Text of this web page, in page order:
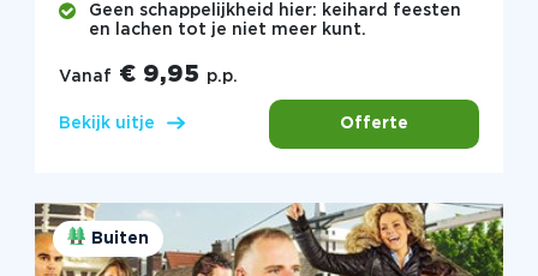
Geen schappelijkheid hier: keihard feesten
en lachen tot je niet meer kunt.
Vanaf € 9,95 p.p.
Bekijk uitje Offerte
Buiten